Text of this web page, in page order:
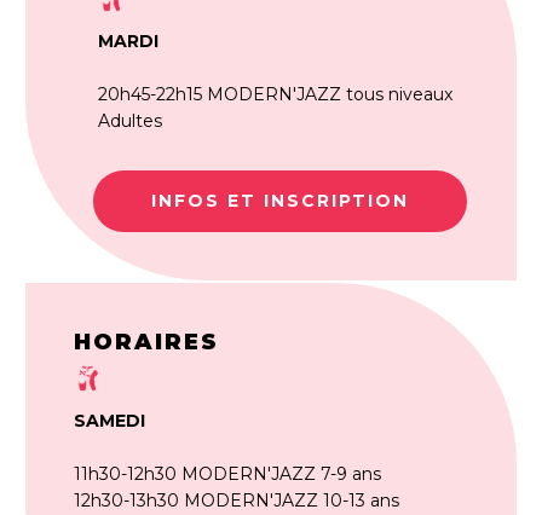
MARDI
20h45-22h15 MODERN'JAZZ tous niveaux
Adultes
INFOS ET INSCRIPTION
HORAIRES
SAMEDI
11h30-12h30 MODERN'JAZZ 7-9 ans
12h30-13h30 MODERN'JAZZ 10-13 ans